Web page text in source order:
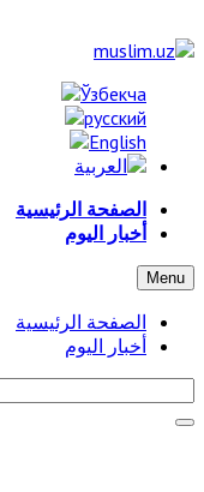
الصفحة الرئيسية
أخبار اليوم
Menu
الصفحة الرئيسية
أخبار اليوم